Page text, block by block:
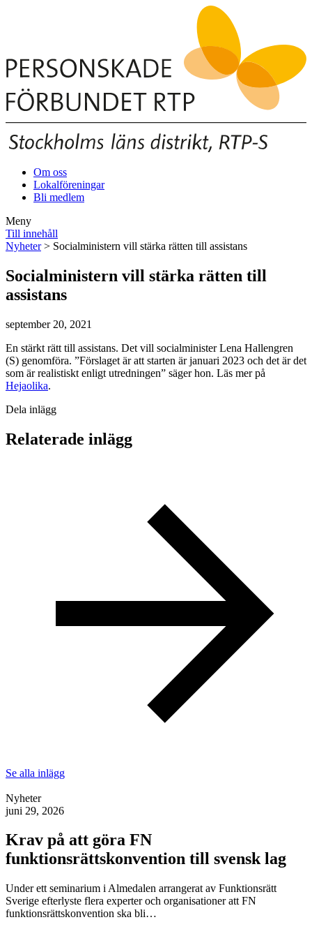
Om oss
Lokalföreningar
Bli medlem
Meny
Till innehåll
Nyheter> Socialministern vill stärka rätten till assistans
Socialministern vill stärka rätten till
assistans
september 20, 2021
En stärkt rätt till assistans. Det vill socialminister Lena Hallengren
(S) genomföra. ”Förslaget är att starten är januari 2023 och det är det
som är realistiskt enligt utredningen” säger hon. Läs mer på
Hejaolika.
Dela inlägg
Relaterade inlägg
Se alla inlägg
Nyheter
juni 29, 2026
Krav på att göra FN
funktionsrättskonvention till svensk lag
Under ett seminarium i Almedalen arrangerat av Funktionsrätt
Sverige efterlyste flera experter och organisationer att FN
funktionsrättskonvention ska bli…